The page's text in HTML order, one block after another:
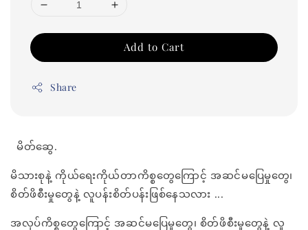
Add to Cart
Share
မိတ်ဆွေ.
မိသားစုနဲ့ ကိုယ်ရေးကိုယ်တာကိစ္စတွေကြောင့် အဆင်မပြေမှုတွေ၊
စိတ်ဖိစီးမှုတွေနဲ့ လူပန်းစိတ်ပန်းဖြစ်နေသလား ...
အလုပ်ကိစ္စတွေကြောင့် အဆင်မပြေမှုတွေ၊ စိတ်ဖိစီးမှုတွေနဲ့ လူ